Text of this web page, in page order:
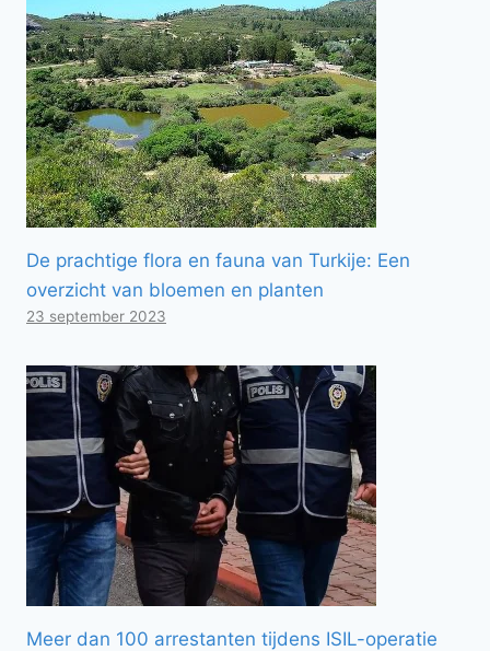
De prachtige flora en fauna van Turkije: Een
overzicht van bloemen en planten
23 september 2023
Meer dan 100 arrestanten tijdens ISIL-operatie